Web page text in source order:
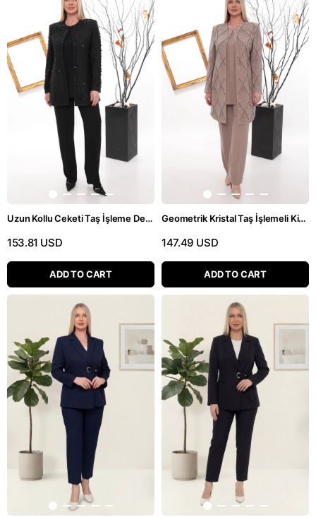
Uzun Kollu Ceketi Taş İşleme Detaylı Siyah Üçlü Pantolonlu Takım
153.81 USD
ADD TO CART
Geometrik Kristal Taş İşlemeli Kiremit Üçlü Pantolonlu Takım
147.49 USD
ADD TO CART